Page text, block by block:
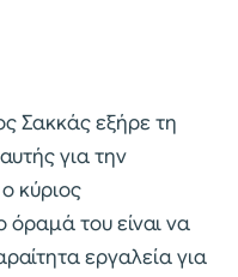
Σακκάς εξήρε τη
για την
κύριος
όραμά του είναι να
εργαλεία για